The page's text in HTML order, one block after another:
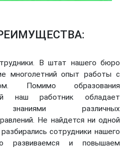
В штат нашего бюро
многолетний опыт работы с
Помимо образования
наш работник обладает
знаниями различных
Не найдется ни одной
сотрудники нашего
развиваемся и повышаем